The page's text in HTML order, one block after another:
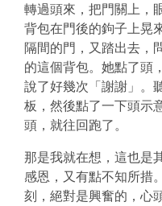
轉過頭來，把門關上，
背包在門後的鉤子上晃
隔間的門，又踏出去，
的這個背包。她點了頭
說了好幾次「謝謝」。
板，然後點了一下頭示
頭，就往回跑了。
那是我就在想，這也是
感恩，又有點不知所措
刻，絕對是興奮的，心